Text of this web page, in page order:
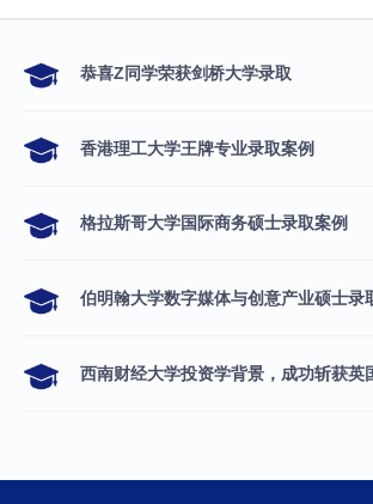
​恭喜Z同学荣获剑桥大学录取
香港理工大学王牌专业录取案例
格拉斯哥大学国际商务硕士录取案例
伯明翰大学数字媒体与创意产业硕士录
西南财经大学投资学背景，成功斩获英